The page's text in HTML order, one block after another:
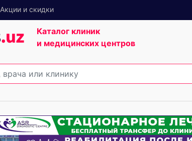
Акции и скидки
Каталог клиник
и медицинских центров